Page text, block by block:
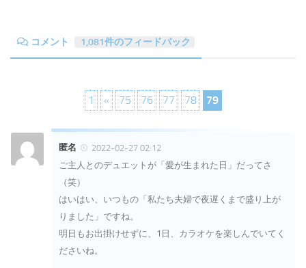
コメント 1,081件のフィードバック
1 « 75 76 77 78 79
匿名
2022-02-27 02:12
ご主人とのデュエットが「愛が生まれた日」だってさ
（笑）
はいはい、いつもの「私たち夫婦で夜遅くまで盛り上が
りました」ですね。
明日もお出掛けせずに、1日、カラオケを楽しんでいてく
ださいね。